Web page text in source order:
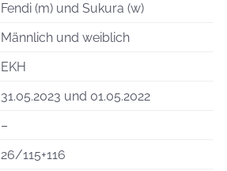
Fendi (m) und Sukura (w)
Männlich und weiblich
EKH
31.05.2023 und 01.05.2022
–
26/115+116